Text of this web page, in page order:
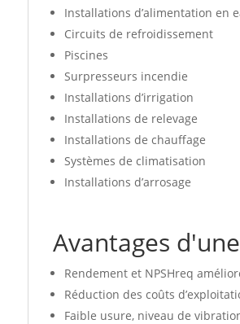
Installations d’alimentation en
Circuits de refroidissement
Piscines
Surpresseurs incendie
Installations d’irrigation
Installations de relevage
Installations de chauffage
Systèmes de climatisation
Installations d’arrosage
Avantages
Rendement et NPSHreq
Réduction des coûts
Faible usure, niveau de